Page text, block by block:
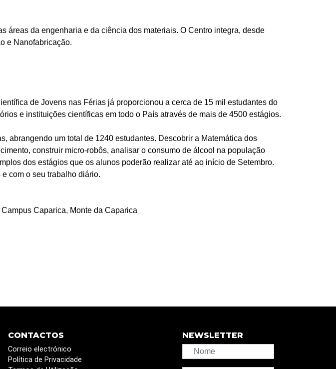
da engenharia e da ciência dos materiais. O Centro integra, desde
e Nanofabricação.
de Jovens nas Férias já proporcionou a cerca de 15 mil estudantes do
e instituições científicas em todo o País através de mais de 4500 estágios.
abrangendo um total de 1240 estudantes. Descobrir a Matemática dos
construir micro-robôs, analisar o consumo de álcool na população
dos estágios que os alunos poderão realizar até ao início de Setembro.
com o seu trabalho diário.
Caparica, Monte da Caparica
CONTACTOS
Correio electrónico
Política de Privacidade
NEWSLETTER